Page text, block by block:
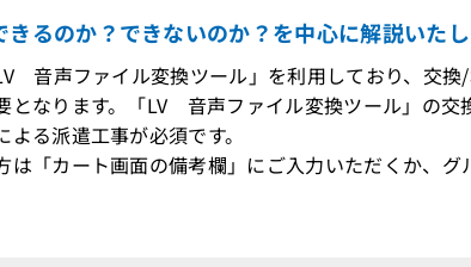
きるのか？できないのか？を中心に解説いた
音声ファイル変換ツール」を利用しており、交換
なります。「LV 音声ファイル変換ツール」の交
る派遣工事が必須です。
は「カート画面の備考欄」にご入力いただくか、グ